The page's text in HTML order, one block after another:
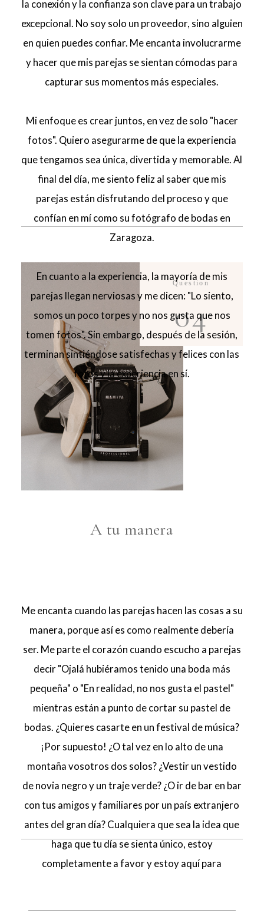
la conexión y la confianza son clave para un trabajo
excepcional. No soy solo un proveedor, sino alguien
en quien puedes confiar. Me encanta involucrarme
y hacer que mis parejas se sientan cómodas para
capturar sus momentos más especiales.
Mi enfoque es crear juntos, en vez de solo "hacer
fotos". Quiero asegurarme de que la experiencia
que tengamos sea única, divertida y memorable. Al
final del día, me siento feliz al saber que mis
parejas están disfrutando del proceso y que
confían en mí como su fotógrafo de bodas en
Zaragoza.
En cuanto a la experiencia, la mayoría de mis
parejas llegan nerviosas y me dicen: "Lo siento,
somos un poco torpes y no nos gusta que nos
tomen fotos". Sin embargo, después de la sesión,
terminan sintiéndose satisfechas y felices con las
fotos y la experiencia en sí.
Question
A tu manera
04
Me encanta cuando las parejas hacen las cosas a su
manera, porque así es como realmente debería
ser. Me parte el corazón cuando escucho a parejas
decir "Ojalá hubiéramos tenido una boda más
pequeña" o "En realidad, no nos gusta el pastel"
mientras están a punto de cortar su pastel de
bodas. ¿Quieres casarte en un festival de música?
¡Por supuesto! ¿O tal vez en lo alto de una
montaña vosotros dos solos? ¿Vestir un vestido
de novia negro y un traje verde? ¿O ir de bar en bar
con tus amigos y familiares por un país extranjero
antes del gran día? Cualquiera que sea la idea que
haga que tu día se sienta único, estoy
completamente a favor y estoy aquí para